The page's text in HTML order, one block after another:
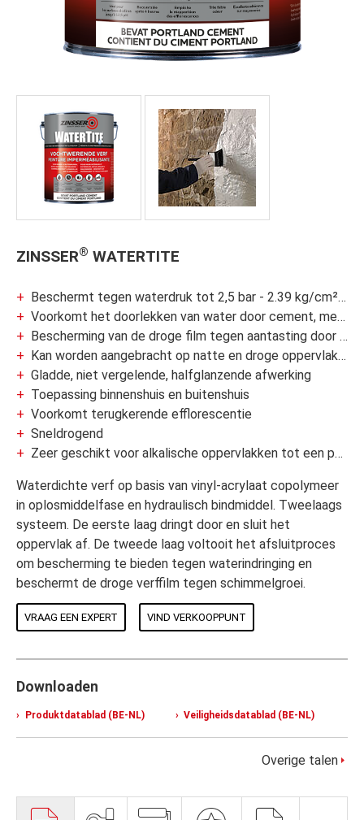
ZINSSER® WATERTITE
Beschermt tegen waterdruk tot 2,5 bar - 2.39 kg/cm² (tweemaal het vermogen van vochtwerende latex verf)
Voorkomt het doorlekken van water door cement, metselwerk en betonnen muren en keldervloeren
Bescherming van de droge film tegen aantasting door schimmels
Kan worden aangebracht op natte en droge oppervlakken
Gladde, niet vergelende, halfglanzende afwerking
Toepassing binnenshuis en buitenshuis
Voorkomt terugkerende efflorescentie
Sneldrogend
Zeer geschikt voor alkalische oppervlakken tot een pH van 12,5
Waterdichte verf op basis van vinyl-acrylaat copolymeer
in oplosmiddelfase en hydraulisch bindmiddel. Tweelaags
systeem. De eerste laag dringt door en sluit het
oppervlak af. De tweede laag voltooit het afsluitproces
om bescherming te bieden tegen waterindringing en
beschermt de droge verffilm tegen schimmelgroei.
VRAAG EEN EXPERT VIND VERKOOPPUNT
Downloaden
Produktdatablad (BE-NL) Veiligheidsdatablad (BE-NL)
Overige talen